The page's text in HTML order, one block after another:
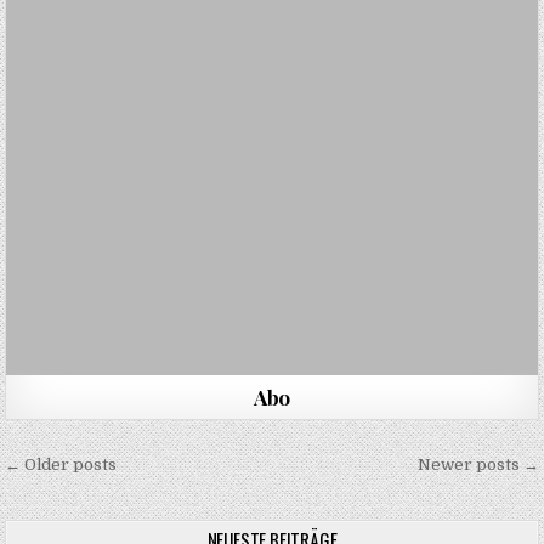
Abo
Beitragsnavigation
← Older posts Newer posts →